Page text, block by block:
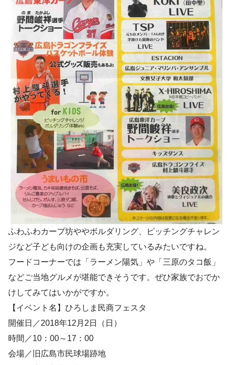
ふわふわカープ坊ややボルダリング、ピッチングチャレン
ジなど子ども向けの企画も充実しているみたいですね。
フードコーナーでは「ラーメン陽気」や「三原のタコ飯」
などご当地グルメが堪能できそうです。ぜひ家族でおでか
けしてみてはいかがですか。
【イベント名】ひろしま民商フェスタ
開催日／2018年12月2日（日）
時間／10：00～17：00
会場／旧広島市民球場跡地